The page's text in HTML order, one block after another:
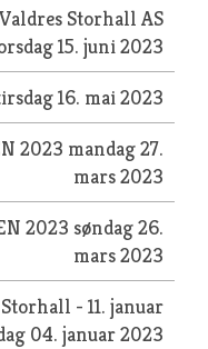
Storhall AS
15. juni 2023
16. mai 2023
2023 mandag 27.
mars 2023
2023 søndag 26.
mars 2023
- 11. januar
04. januar 2023